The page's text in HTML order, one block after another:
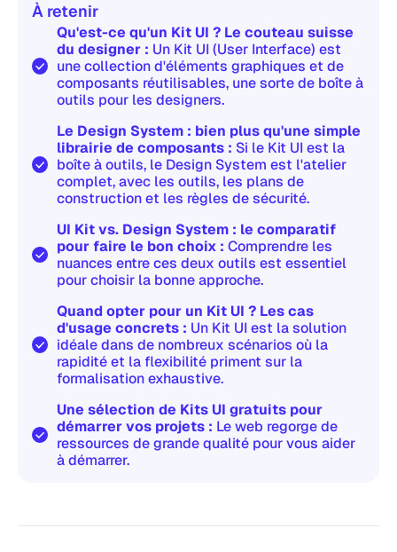
À retenir
Qu'est-ce qu'un Kit UI ? Le couteau suisse
du designer : Un Kit UI (User Interface) est
une collection d'éléments graphiques et de
composants réutilisables, une sorte de boîte à
outils pour les designers.
Le Design System : bien plus qu'une simple
librairie de composants : Si le Kit UI est la
boîte à outils, le Design System est l'atelier
complet, avec les outils, les plans de
construction et les règles de sécurité.
UI Kit vs. Design System : le comparatif
pour faire le bon choix : Comprendre les
nuances entre ces deux outils est essentiel
pour choisir la bonne approche.
Quand opter pour un Kit UI ? Les cas
d'usage concrets : Un Kit UI est la solution
idéale dans de nombreux scénarios où la
rapidité et la flexibilité priment sur la
formalisation exhaustive.
Une sélection de Kits UI gratuits pour
démarrer vos projets : Le web regorge de
ressources de grande qualité pour vous aider
à démarrer.